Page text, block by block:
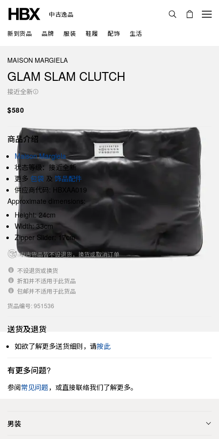
中古逸品
新到货品 品牌 服装 鞋履 配饰 生活
MAISON MARGIELA
GLAM SLAM CLUTCH
接近全新
$580
商品介绍
Maison Margiela
状态等级：接近全新
更多 包袋 及 饰品配件
供应商代码: HBXAA019
Approximate dimensions:
Height: 24cm
Width: 33cm
Zipper Slider: 17cm
中古货品皆不设退货，换货或取消订单
不设退货或换货
折扣并不适用于此货品
包邮并不适用于此货品
货品编号: 951536
送货及退货
如欲了解更多送货细则，请按此
有更多问题?
参阅常见问题，或直接联络我们了解更多。
男装